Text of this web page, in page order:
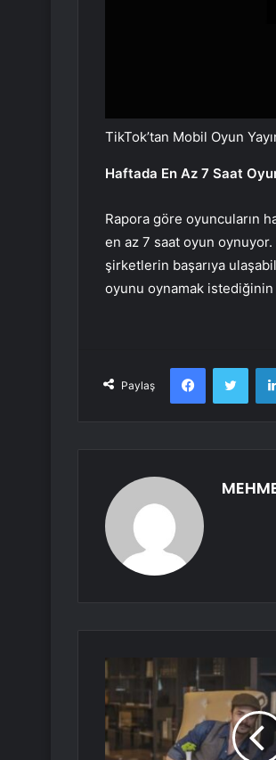
TikTok’tan Mobil Oyun
Haftada En Az 7 Saat
Rapora göre oyuncuların
en az 7 saat oyun
şirketlerin başarıya
oyunu oynamak istediğinin
Paylaş
Facebook